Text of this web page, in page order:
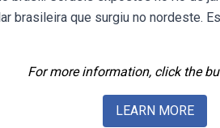
brasileira que surgiu no nordeste.
For more information, click the
LEARN MORE